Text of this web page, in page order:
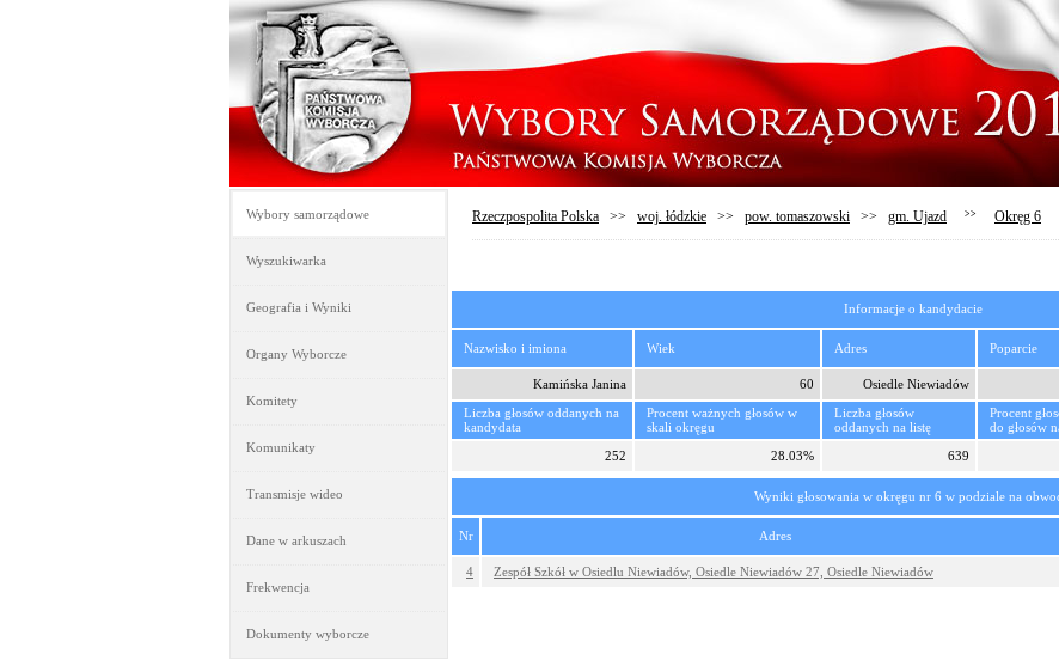
Wybory samorządowe
Wyszukiwarka
Geografia i Wyniki
Organy Wyborcze
Komitety
Komunikaty
Transmisje wideo
Dane w arkuszach
Frekwencja
Dokumenty wyborcze
Rzeczpospolita Polska >> woj. łódzkie >> pow. tomaszowski >> gm. Ujazd >> Okręg 6
Informacje o kandydacie
Nazwisko i imiona Wiek Adres Poparcie
Kamińska Janina
60 Osiedle Niewiadów
Liczba głosów oddanych na
kandydata
Procent ważnych głosów w
skali okręgu
Liczba głosów
oddanych na listę
Procent
do głosów
252 28.03% 639
Wyniki głosowania w okręgu nr 6 w podziale na
Nr Adres
4 Zespół Szkół w Osiedlu Niewiadów, Osiedle Niewiadów 27, Osiedle Niewiadów